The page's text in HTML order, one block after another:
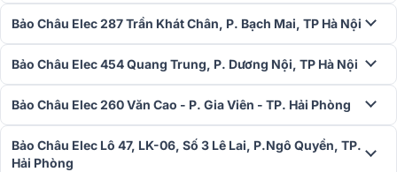
Bảo Châu Elec 287 Trần Khát Chân, P. Bạch Mai, TP Hà Nội
Bảo Châu Elec 454 Quang Trung, P. Dương Nội, TP Hà Nội
Bảo Châu Elec 260 Văn Cao - P. Gia Viên - TP. Hải Phòng
Bảo Châu Elec Lô 47, LK-06, Số 3 Lê Lai, P.Ngô Quyền, TP.
Hải Phòng